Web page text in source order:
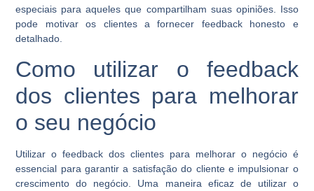
especiais para aqueles que compartilham suas opiniões. Isso
pode motivar os clientes a fornecer feedback honesto e
detalhado.
Como utilizar o feedback
dos clientes para melhorar
o seu negócio
Utilizar o feedback dos clientes para melhorar o negócio é
essencial para garantir a satisfação do cliente e impulsionar o
crescimento do negócio. Uma maneira eficaz de utilizar o